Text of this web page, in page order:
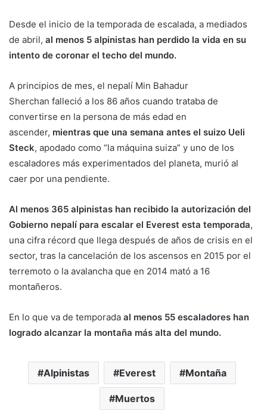
Desde el inicio de la temporada de escalada, a mediados
de abril, al menos 5 alpinistas han perdido la vida en su
intento de coronar el techo del mundo.
A principios de mes, el nepalí Min Bahadur
Sherchan falleció a los 86 años cuando trataba de
convertirse en la persona de más edad en
ascender, mientras que una semana antes el suizo Ueli
Steck, apodado como “la máquina suiza” y uno de los
escaladores más experimentados del planeta, murió al
caer por una pendiente.
Al menos 365 alpinistas han recibido la autorización del
Gobierno nepalí para escalar el Everest esta temporada,
una cifra récord que llega después de años de crisis en el
sector, tras la cancelación de los ascensos en 2015 por el
terremoto o la avalancha que en 2014 mató a 16
montañeros.
En lo que va de temporada al menos 55 escaladores han
logrado alcanzar la montaña más alta del mundo.
Alpinistas Everest Montaña
Muertos